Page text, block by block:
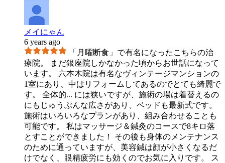
メイにゃん
6 years ago
「月曜断食」で有名になったこちらの治
療院。 まだ銀座院しかなかった頃からお世話になって
います。 六本木院は有名なヴィンテージマンションの
1室にあり、中はリフォームしてあるのでとても綺麗で
す。 全体的... には狭いですが、施術の場は着替えるの
にもじゅうぶんな広さがあり、ベッドも最新式です。
施術はいろいろなプランがあり、組み合わせることも
可能です。 私はマッサージ＆鍼灸のコースで8キロ落
とすことができました！ その後も身体のメンテナンス
のために通っていますが、美容鍼は顔が小さくなるだ
けでなく、眼精疲労にも効くのでお気に入りです。 ス